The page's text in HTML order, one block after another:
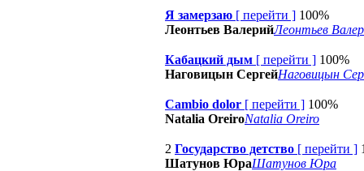
Я замерзаю [ перейти ] 100%
Леонтьев ВалерийЛеонтьев
Кабацкий дым [ перейти ] 100%
Наговицын СергейНаговицын
Cambio dolor [ перейти ] 100%
Natalia OreiroNatalia Oreiro
2 Государство детство [ перейти ]
Шатунов ЮраШатунов Юра